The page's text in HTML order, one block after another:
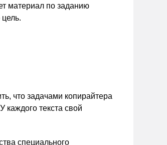
материал по заданию
что задачами копирайтера
каждого текста свой
специального